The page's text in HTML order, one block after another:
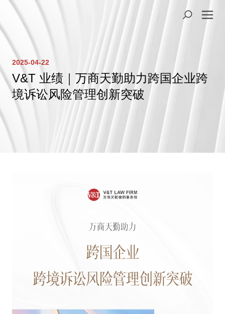
2025-04-22
V&T 业绩｜万商天勤助力跨国企业跨
境诉讼风险管理创新突破